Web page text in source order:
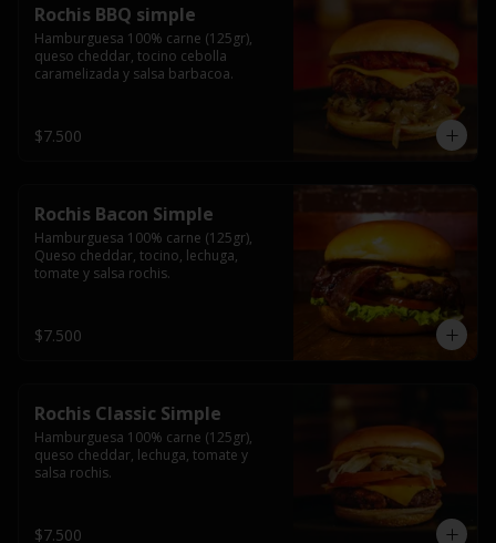
Rochis BBQ simple
Hamburguesa 100% carne (125gr),
queso cheddar, tocino cebolla
caramelizada y salsa barbacoa.
$7.500
Rochis Bacon Simple
Hamburguesa 100% carne (125gr),
Queso cheddar, tocino, lechuga,
tomate y salsa rochis.
$7.500
Rochis Classic Simple
Hamburguesa 100% carne (125gr),
queso cheddar, lechuga, tomate y
salsa rochis.
$7.500